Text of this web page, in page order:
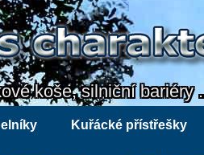
koše, silniční bariéry
Kuřácké přístřešky